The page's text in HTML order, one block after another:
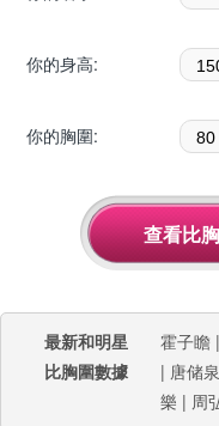
你的身高:
你的胸圍:
最新和明星
比胸圍數據
霍子瞻
| 唐储泉
樂 | 周